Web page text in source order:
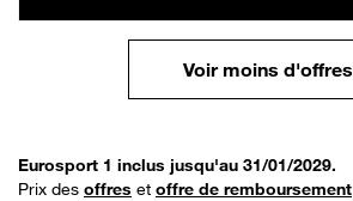
Voir moins d'offres
Eurosport 1 inclus jusqu'au 31/01/2029.
Prix des offres et offre de remboursement